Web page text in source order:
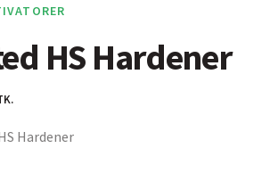
HS Hardener
Hardener